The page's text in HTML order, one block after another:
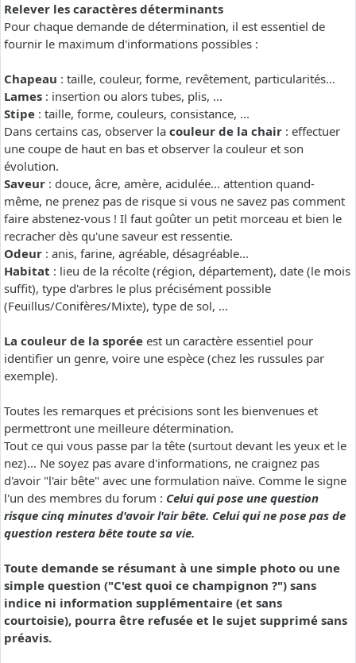
Relever les caractères déterminants
Pour chaque demande de détermination, il est essentiel de
fournir le maximum d'informations possibles :
Chapeau : taille, couleur, forme, revêtement, particularités...
Lames : insertion ou alors tubes, plis, ...
Stipe : taille, forme, couleurs, consistance, ...
Dans certains cas, observer la couleur de la chair : effectuer
une coupe de haut en bas et observer la couleur et son
évolution.
Saveur : douce, âcre, amère, acidulée... attention quand-
même, ne prenez pas de risque si vous ne savez pas comment
faire abstenez-vous ! Il faut goûter un petit morceau et bien le
recracher dès qu'une saveur est ressentie.
Odeur : anis, farine, agréable, désagréable...
Habitat : lieu de la récolte (région, département), date (le mois
suffit), type d'arbres le plus précisément possible
(Feuillus/Conifères/Mixte), type de sol, ...
La couleur de la sporée est un caractère essentiel pour
identifier un genre, voire une espèce (chez les russules par
exemple).
Toutes les remarques et précisions sont les bienvenues et
permettront une meilleure détermination.
Tout ce qui vous passe par la tête (surtout devant les yeux et le
nez)... Ne soyez pas avare d'informations, ne craignez pas
d'avoir "l'air bête" avec une formulation naïve. Comme le signe
l'un des membres du forum : Celui qui pose une question
risque cinq minutes d'avoir l'air bête. Celui qui ne pose pas de
question restera bête toute sa vie.
Toute demande se résumant à une simple photo ou une
simple question ("C'est quoi ce champignon ?") sans
indice ni information supplémentaire (et sans
courtoisie), pourra être refusée et le sujet supprimé sans
préavis.